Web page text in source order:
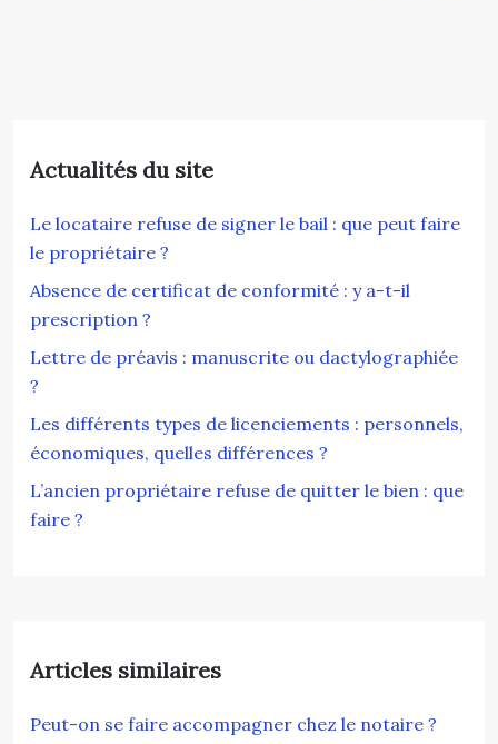
Actualités du site
Le locataire refuse de signer le bail : que peut faire
le propriétaire ?
Absence de certificat de conformité : y a-t-il
prescription ?
Lettre de préavis : manuscrite ou dactylographiée
?
Les différents types de licenciements : personnels,
économiques, quelles différences ?
L’ancien propriétaire refuse de quitter le bien : que
faire ?
Articles similaires
Peut-on se faire accompagner chez le notaire ?